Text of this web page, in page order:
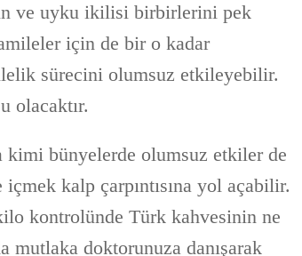
ve uyku ikilisi birbirlerini pek
için de bir o kadar
sürecini olumsuz etkileyebilir.
olacaktır.
kimi bünyelerde olumsuz etkiler de
kalp çarpıntısına yol açabilir.
kontrolünde Türk kahvesinin ne
mutlaka doktorunuza danışarak